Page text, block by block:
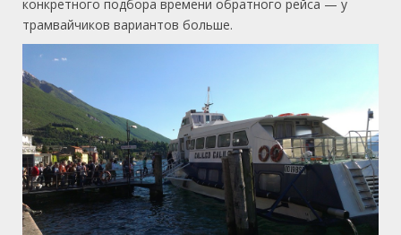
конкретного подбора времени обратного рейса — у
трамвайчиков вариантов больше.